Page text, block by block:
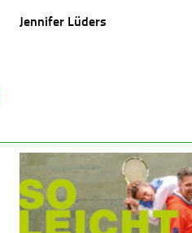
Jennifer Lüders